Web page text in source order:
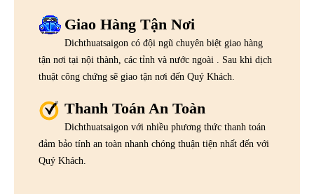
Giao Hàng Tận Nơi
Dichthuatsaigon có đội ngũ chuyên biệt giao hàng
tận nơi tại nội thành, các tỉnh và nước ngoài . Sau khi dịch
thuật công chứng sẽ giao tận nơi đến Quý Khách.
Thanh Toán An Toàn
Dichthuatsaigon với nhiều phương thức thanh toán
đảm bảo tính an toàn nhanh chóng thuận tiện nhất đến với
Quý Khách.